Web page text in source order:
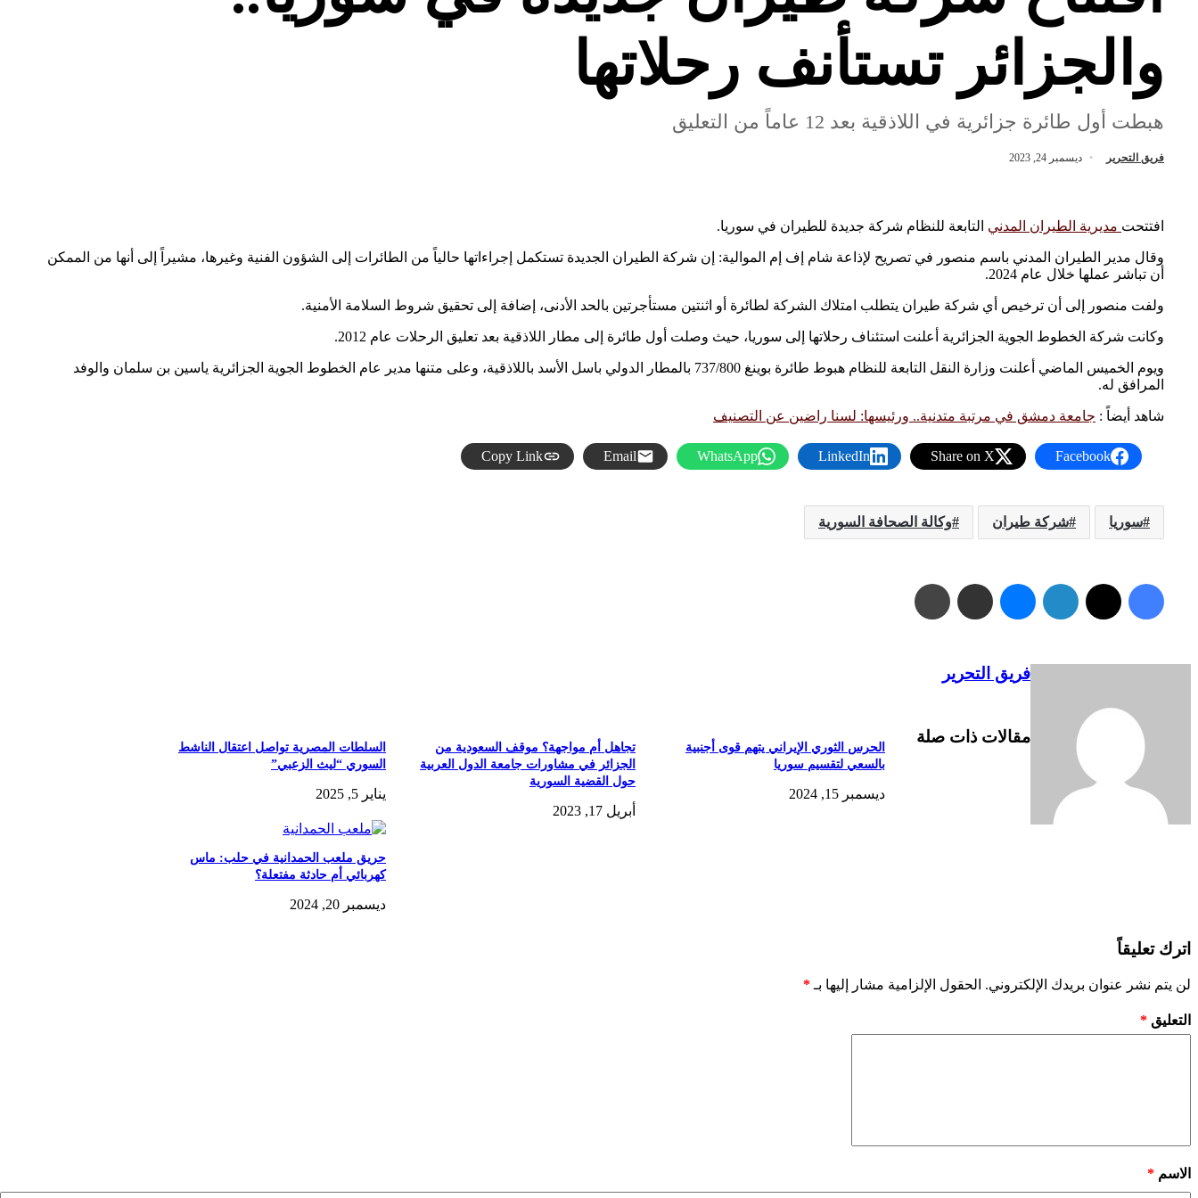
والجزائر تستأنف رحلاتها
هبطت أول طائرة جزائرية في اللاذقية بعد 12 عاماً من التعليق
فريق التحرير ديسمبر 24, 2023
افتتحت مديرية الطيران المدني التابعة للنظام شركة جديدة للطيران في سوريا.
وقال مدير الطيران المدني باسم منصور في تصريح لإذاعة شام إف إم الموالية: إن شركة الطيران الجديدة تستكمل إجراءاتها حالياً من الطائرات إلى الشؤون الفنية وغيرها، مشيراً إلى أنها من الممكن
أن تباشر عملها خلال عام 2024.
ولفت منصور إلى أن ترخيص أي شركة طيران يتطلب امتلاك الشركة لطائرة أو اثنتين مستأجرتين بالحد الأدنى، إضافة إلى تحقيق شروط السلامة الأمنية.
وكانت شركة الخطوط الجوية الجزائرية أعلنت استئناف رحلاتها إلى سوريا، حيث وصلت أول طائرة إلى مطار اللاذقية بعد تعليق الرحلات عام 2012.
ويوم الخميس الماضي أعلنت وزارة النقل التابعة للنظام هبوط طائرة بوينغ 737/800 بالمطار الدولي باسل الأسد باللاذقية، وعلى متنها مدير عام الخطوط الجوية الجزائرية ياسين بن سلمان والوفد
المرافق له.
شاهد أيضاً : جامعة دمشق في مرتبة متدنية.. ورئيسها: لسنا راضين عن التصنيف
Facebook
Share on X
LinkedIn
WhatsApp
Email
Copy Link
سوريا شركة طيران وكالة الصحافة السورية
فيسبوك لينكدإن ماسنجر مشاركة عبر البريد
فريق التحرير
مقالات ذات صلة
الحرس الثوري الإيراني يتهم قوى أجنبية
بالسعي لتقسيم سوريا
ديسمبر 15, 2024
تجاهل أم مواجهة؟ موقف السعودية من
الجزائر في مشاورات جامعة الدول العربية
حول القضية السورية
أبريل 17, 2023
السلطات المصرية تواصل اعتقال الناشط
السوري “ليث الزعبي”
يناير 5, 2025
حريق ملعب الحمدانية في حلب: ماس
كهربائي أم حادثة مفتعلة؟
ديسمبر 20, 2024
اترك تعليقاً
لن يتم نشر عنوان بريدك الإلكتروني. الحقول الإلزامية مشار إليها بـ *
التعليق *
الاسم *